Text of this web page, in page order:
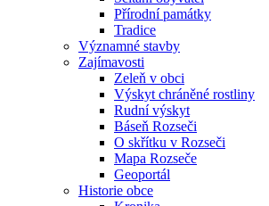
Přírodní památky
Tradice
Významné stavby
Zajímavosti
Zeleň v obci
Výskyt chráněné rostliny
Rudní výskyt
Báseň Rozseči
O skřítku v Rozseči
Mapa Rozseče
Geoportál
Historie obce